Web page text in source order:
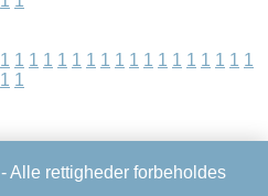
1 1 1 1 1 1 1 1 1 1 1 1 1 1 1 1 1 1
1 1
- Alle rettigheder forbeholdes